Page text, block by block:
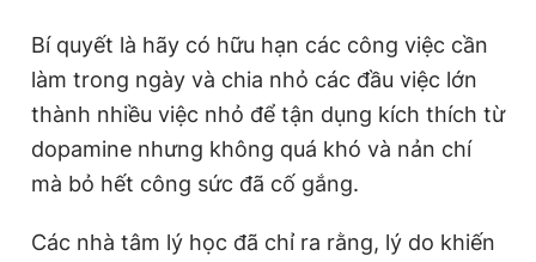
Bí quyết là hãy có hữu hạn các công việc cần
làm trong ngày và chia nhỏ các đầu việc lớn
thành nhiều việc nhỏ để tận dụng kích thích từ
dopamine nhưng không quá khó và nản chí
mà bỏ hết công sức đã cố gắng.
Các nhà tâm lý học đã chỉ ra rằng, lý do khiến